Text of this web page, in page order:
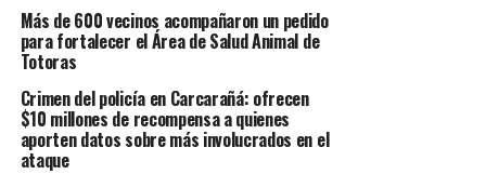
Más de 600 vecinos acompañaron un pedido
para fortalecer el Área de Salud Animal de
Totoras
Crimen del policía en Carcarañá: ofrecen
$10 millones de recompensa a quienes
aporten datos sobre más involucrados en el
ataque